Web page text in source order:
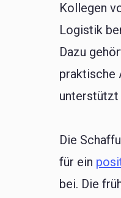
Kollegen
Logistik
Dazu
praktische
unterstützt
Die
für ein
bei. Die